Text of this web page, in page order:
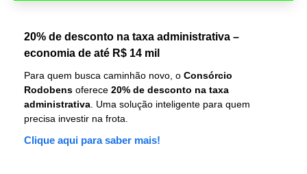
20% de desconto na taxa administrativa –
economia de até R$ 14 mil
Para quem busca caminhão novo, o Consórcio
Rodobens oferece 20% de desconto na taxa
administrativa . Uma solução inteligente para quem
precisa investir na frota.
Clique aqui para saber mais!